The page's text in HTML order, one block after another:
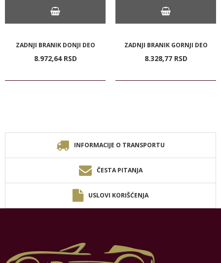
ZADNJI BRANIK DONJI DEO
8.972,64 RSD
ZADNJI BRANIK GORNJI DEO
8.328,77 RSD
INFORMACIJE O TRANSPORTU
ČESTA PITANJA
USLOVI KORIŠĆENJA